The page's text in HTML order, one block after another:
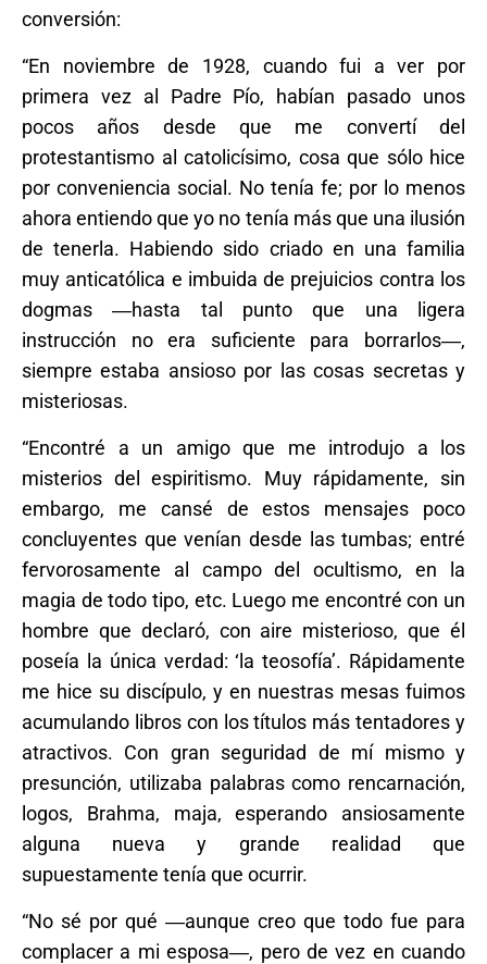
conversión:
“En noviembre de 1928, cuando fui a ver por
primera vez al Padre Pío, habían pasado unos
pocos años desde que me convertí del
protestantismo al catolicísimo, cosa que sólo hice
por conveniencia social. No tenía fe; por lo menos
ahora entiendo que yo no tenía más que una ilusión
de tenerla. Habiendo sido criado en una familia
muy anticatólica e imbuida de prejuicios contra los
dogmas ―hasta tal punto que una ligera
instrucción no era suficiente para borrarlos―,
siempre estaba ansioso por las cosas secretas y
misteriosas.
“Encontré a un amigo que me introdujo a los
misterios del espiritismo. Muy rápidamente, sin
embargo, me cansé de estos mensajes poco
concluyentes que venían desde las tumbas; entré
fervorosamente al campo del ocultismo, en la
magia de todo tipo, etc. Luego me encontré con un
hombre que declaró, con aire misterioso, que él
poseía la única verdad: ‘la teosofía’. Rápidamente
me hice su discípulo, y en nuestras mesas fuimos
acumulando libros con los títulos más tentadores y
atractivos. Con gran seguridad de mí mismo y
presunción, utilizaba palabras como rencarnación,
logos, Brahma, maja, esperando ansiosamente
alguna nueva y grande realidad que
supuestamente tenía que ocurrir.
“No sé por qué ―aunque creo que todo fue para
complacer a mi esposa―, pero de vez en cuando